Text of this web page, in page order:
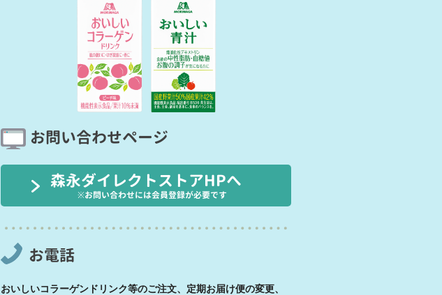
お問い合わせページ
森永ダイレクトストアHPへ
※お問い合わせには会員登録が必要です
お電話
おいしいコラーゲンドリンク等のご注文、定期お届け便の変更、